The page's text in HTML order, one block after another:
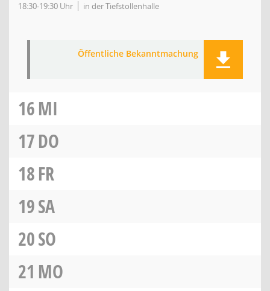
18:30-19:30 Uhr in der Tiefstollenhalle
Öffentliche Bekanntmachung
16MI
17DO
18FR
19SA
20SO
21 MO